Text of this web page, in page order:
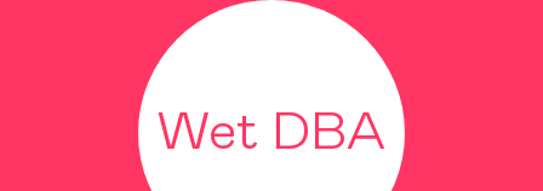
Wet DBA
Wet DBA